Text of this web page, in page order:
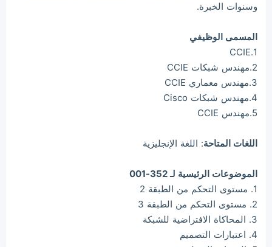
وسنوات الخبرة.
المسمى الوظيفي
1.CCIE
2.مهندس شبكات CCIE
3.مهندس معماري CCIE
4.مهندس شبكات Cisco
5.مهندس CCIE
اللغات المتاحة: اللغة الإنجليزية
الموضوعات الرئيسية لـ 352-001
1. مستوى التحكم من الطبقة 2
2. مستوى التحكم من الطبقة 3
3. المحاكاة الافتراضية للشبكة
4. اعتبارات التصميم